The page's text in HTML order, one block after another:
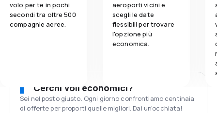
volo per te in pochi
secondi tra oltre 500
compagnie aeree.
aeroporti vicini e
scegli le date
flessibili per trovare
l'opzione più
economica.
Cerchi voli economici?
Sei nel posto giusto. Ogni giorno confrontiamo centinaia
di offerte per proporti quelle migliori. Dai un'occhiata!